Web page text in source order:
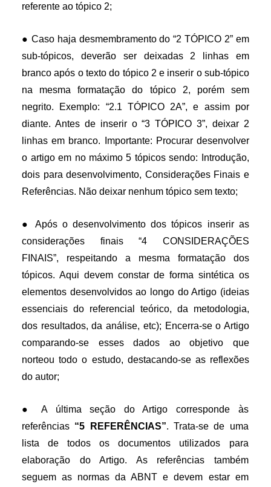
referente ao tópico 2;
● Caso haja desmembramento do “2 TÓPICO 2” em
sub-tópicos, deverão ser deixadas 2 linhas em
branco após o texto do tópico 2 e inserir o sub-tópico
na mesma formatação do tópico 2, porém sem
negrito. Exemplo: “2.1 TÓPICO 2A”, e assim por
diante. Antes de inserir o “3 TÓPICO 3”, deixar 2
linhas em branco. Importante: Procurar desenvolver
o artigo em no máximo 5 tópicos sendo: Introdução,
dois para desenvolvimento, Considerações Finais e
Referências. Não deixar nenhum tópico sem texto;
● Após o desenvolvimento dos tópicos inserir as
considerações finais “4 CONSIDERAÇÕES
FINAIS”, respeitando a mesma formatação dos
tópicos. Aqui devem constar de forma sintética os
elementos desenvolvidos ao longo do Artigo (ideias
essenciais do referencial teórico, da metodologia,
dos resultados, da análise, etc); Encerra-se o Artigo
comparando-se esses dados ao objetivo que
norteou todo o estudo, destacando-se as reflexões
do autor;
● A última seção do Artigo corresponde às
referências “5 REFERÊNCIAS”. Trata-se de uma
lista de todos os documentos utilizados para
elaboração do Artigo. As referências também
seguem as normas da ABNT e devem estar em